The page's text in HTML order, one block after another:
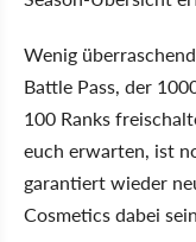
Wenig
Battle Pass, der
100 Ranks
euch erwarten, ist
garantiert wieder
Cosmetics dabei